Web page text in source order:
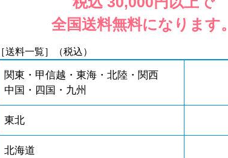
全国送料無料になります。
［送料一覧］（税込）
関東・甲信越・東海・北陸・関西
中国・四国・九州
東北
北海道